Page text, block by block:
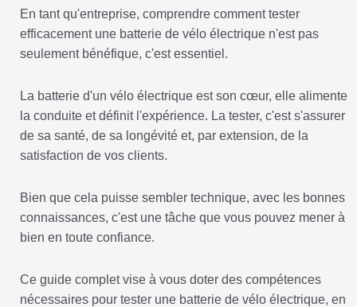
En tant qu'entreprise, comprendre comment tester
efficacement une batterie de vélo électrique n'est pas
seulement bénéfique, c'est essentiel.
La batterie d'un vélo électrique est son cœur, elle alimente
la conduite et définit l'expérience. La tester, c'est s'assurer
de sa santé, de sa longévité et, par extension, de la
satisfaction de vos clients.
Bien que cela puisse sembler technique, avec les bonnes
connaissances, c'est une tâche que vous pouvez mener à
bien en toute confiance.
Ce guide complet vise à vous doter des compétences
nécessaires pour tester une batterie de vélo électrique, en